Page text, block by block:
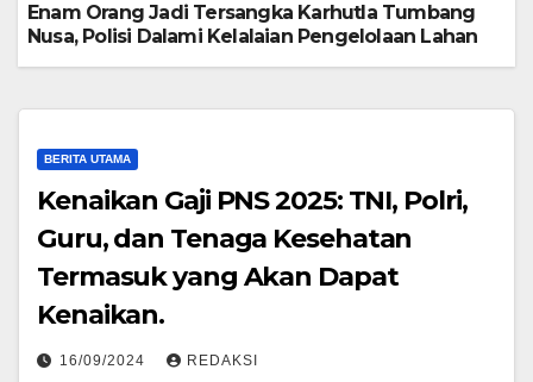
Enam Orang Jadi Tersangka Karhutla Tumbang
Nusa, Polisi Dalami Kelalaian Pengelolaan Lahan
BERITA UTAMA
Kenaikan Gaji PNS 2025: TNI, Polri,
Guru, dan Tenaga Kesehatan
Termasuk yang Akan Dapat
Kenaikan.
16/09/2024 REDAKSI